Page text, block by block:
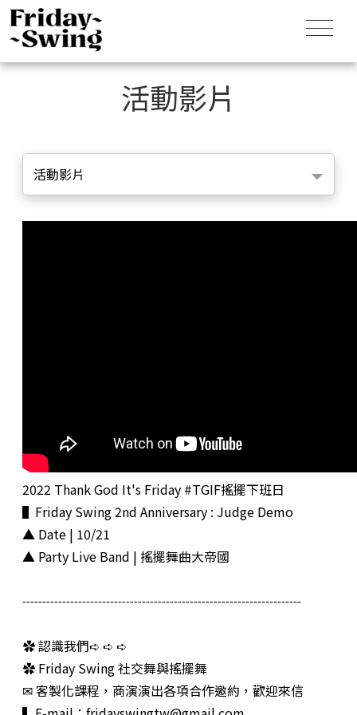
活動影片
活動影片
2022 Thank God It's Friday #TGIF搖擺下班日
▌Friday Swing 2nd Anniversary : Judge Demo
▲ Date | 10/21
▲ Party Live Band | 搖擺舞曲大帝國
----------------------------------------------------------------------
✿ 認識我們➪ ➪ ➪
✿ Friday Swing 社交舞與搖擺舞
✉ 客製化課程，商演演出各項合作邀約，歡迎來信